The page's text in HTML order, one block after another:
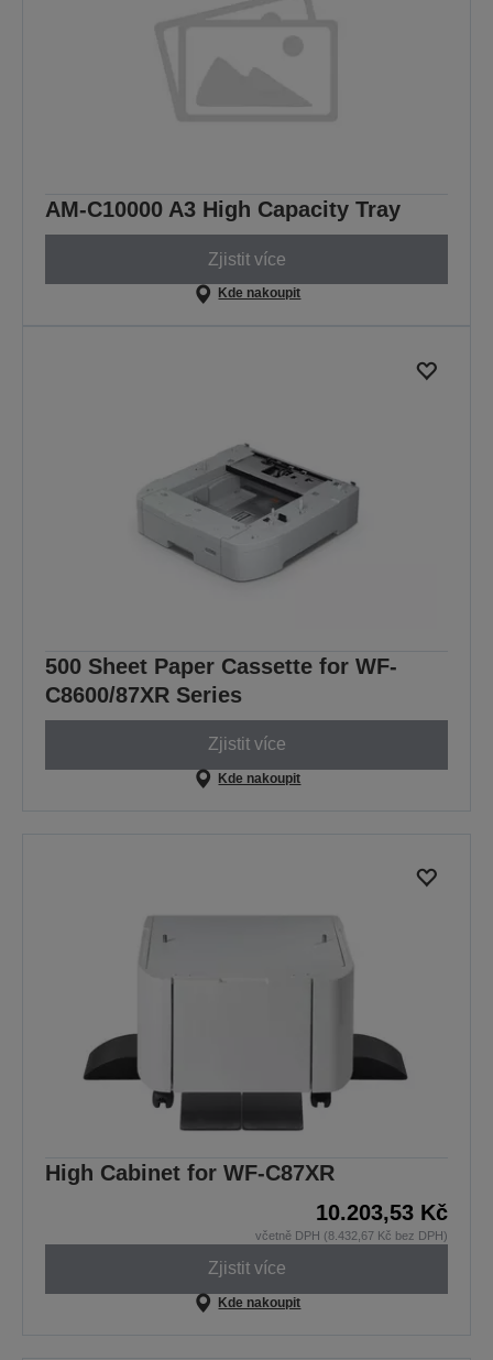
AM-C10000 A3 High Capacity Tray
Zjistit více
Kde nakoupit
500 Sheet Paper Cassette for WF-
C8600/87XR Series
Zjistit více
Kde nakoupit
High Cabinet for WF-C87XR
10.203,53 Kč
včetně DPH (8.432,67 Kč bez DPH)
Zjistit více
Kde nakoupit